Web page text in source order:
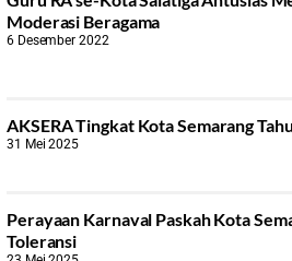
Moderasi Beragama
6 Desember 2022
AKSERA Tingkat Kota Semarang
31 Mei 2025
Perayaan Karnaval Paskah Kota
Toleransi